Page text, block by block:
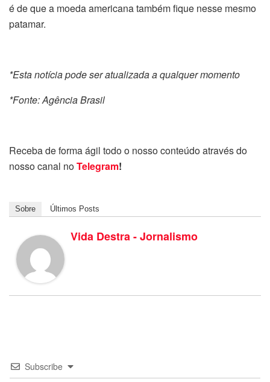
é de que a moeda americana também fique nesse mesmo
patamar.
*Esta notícia pode ser atualizada a qualquer momento
*Fonte: Agência Brasil
Receba de forma ágil todo o nosso conteúdo através do
nosso canal noTelegram!
Sobre Últimos Posts
Vida Destra - Jornalismo
Subscribe